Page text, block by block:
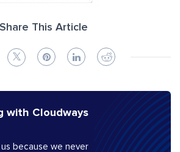
Share This Article
with Cloudways
because we never